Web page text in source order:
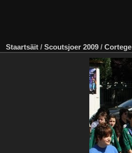
Staartsäit / Scoutsjoer 2009 / Cortege